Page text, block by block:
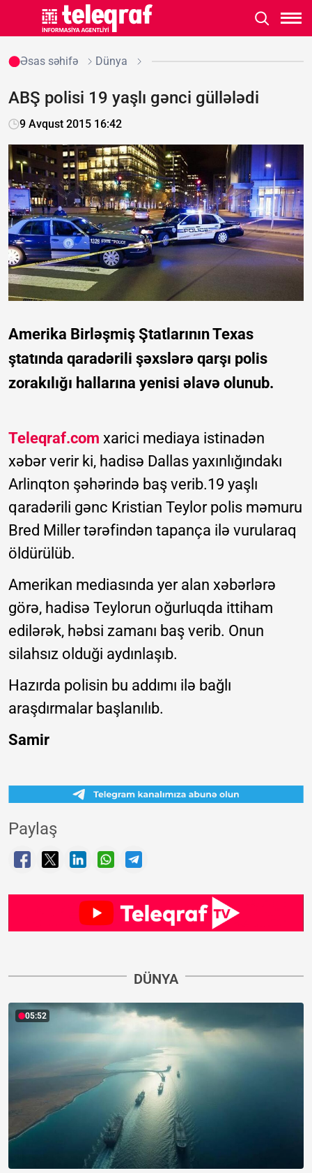
Əsas səhifə Dünya
ABŞ polisi 19 yaşlı gənci güllələdi
9 Avqust 2015 16:42
Amerika Birləşmiş Ştatlarının Texas
ştatında qaradərili şəxslərə qarşı polis
zorakılığı hallarına yenisi əlavə olunub.
Teleqraf.com xarici mediaya istinadən
xəbər verir ki, hadisə Dallas yaxınlığındakı
Arlinqton şəhərində baş verib.19 yaşlı
qaradərili gənc Kristian Teylor polis məmuru
Bred Miller tərəfindən tapança ilə vurularaq
öldürülüb.
Amerikan mediasında yer alan xəbərlərə
görə, hadisə Teylorun oğurluqda ittiham
edilərək, həbsi zamanı baş verib. Onun
silahsız olduği aydınlaşıb.
Hazırda polisin bu addımı ilə bağlı
araşdırmalar başlanılıb.
Samir
Paylaş
DÜNYA
05:52